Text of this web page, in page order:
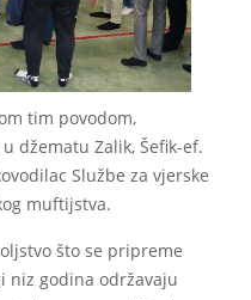
tim povodom,
džematu Zalik, Šefik-ef.
Službe za vjerske
muftijstva.
što se pripreme
niz godina održavaju